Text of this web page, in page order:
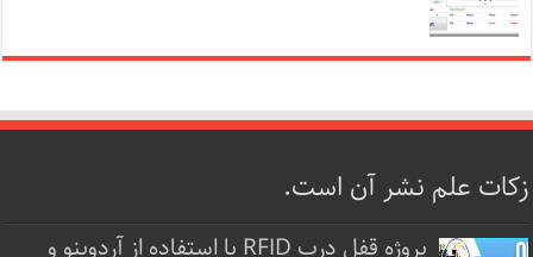
زکات علم نشر آن است.
پروژه قفل‌ درب RFID با استفاده از آردوینو و